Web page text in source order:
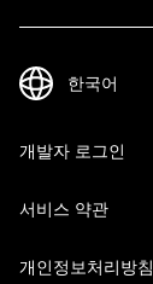
개발자 로그인
서비스 약관
개인정보처리방침